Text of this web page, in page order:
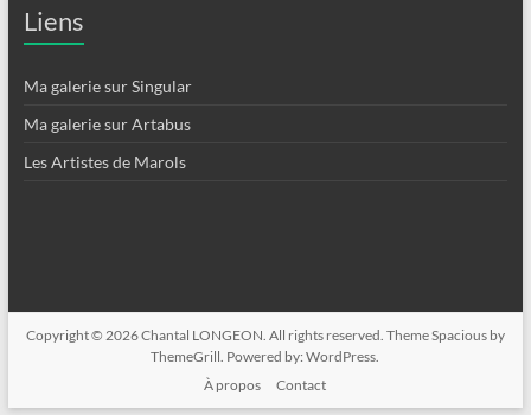
Liens
Ma galerie sur Singular
Ma galerie sur Artabus
Les Artistes de Marols
Copyright © 2026Chantal LONGEON. All rights reserved. ThemeSpaciousby
ThemeGrill. Powered by:WordPress.
À propos
Contact